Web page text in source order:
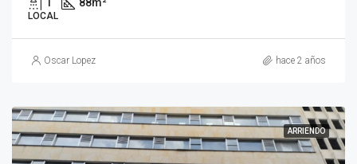
LOCAL
Oscar Lopez hace 2 años
ARRIENDO